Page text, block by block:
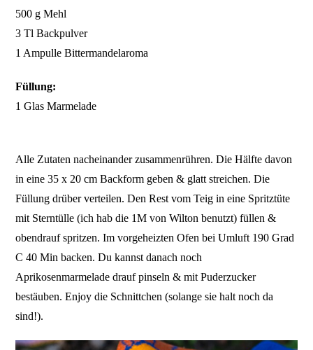
500 g Mehl
3 Tl Backpulver
1 Ampulle Bittermandelaroma
Füllung:
1 Glas Marmelade
Alle Zutaten nacheinander zusammenrühren. Die Hälfte davon
in eine 35 x 20 cm Backform geben & glatt streichen. Die
Füllung drüber verteilen. Den Rest vom Teig in eine Spritztüte
mit Sterntülle (ich hab die 1M von Wilton benutzt) füllen &
obendrauf spritzen. Im vorgeheizten Ofen bei Umluft 190 Grad
C 40 Min backen. Du kannst danach noch
Aprikosenmarmelade drauf pinseln & mit Puderzucker
bestäuben. Enjoy die Schnittchen (solange sie halt noch da
sind!).